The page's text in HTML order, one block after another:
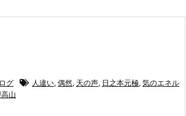
グ 人違い, 偶然, 天の声, 日之本元極, 気のエネル
山